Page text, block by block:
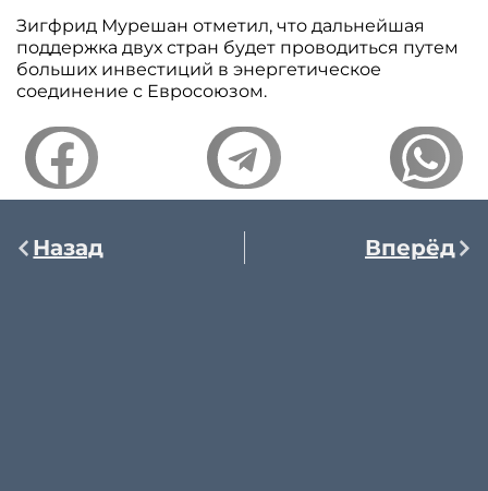
Зигфрид Мурешан отметил, что дальнейшая
поддержка двух стран будет проводиться путем
больших инвестиций в энергетическое
соединение с Евросоюзом.
Назад Вперёд